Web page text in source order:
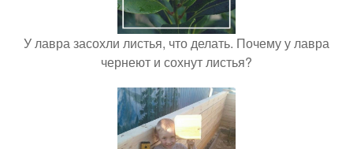
У лавра засохли листья, что делать. Почему у лавра
чернеют и сохнут листья?